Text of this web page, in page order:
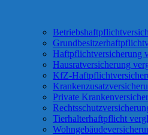
Haftpflichtversicherung
Hausratversicherung
KfZ-
Private
Tierhalterhaftpflicht